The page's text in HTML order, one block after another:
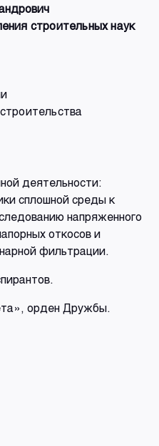
строительных наук
деятельности:
сплошной среды к
напряженного
откосов и
фильтрации.
орден Дружбы.